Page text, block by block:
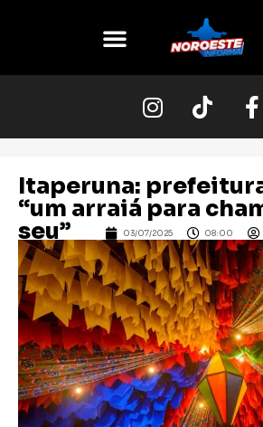
Itaperuna:
“um arraiá para
seu”
03/07/2025 08:00